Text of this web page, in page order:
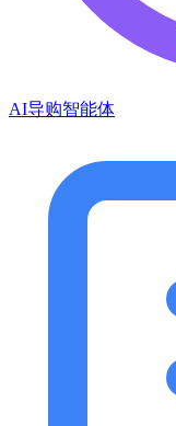
AI导购智能体